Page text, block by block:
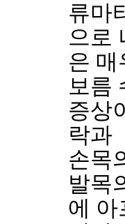
류마
으로
은 매
보름
증상
락과
손목
발목
에 아